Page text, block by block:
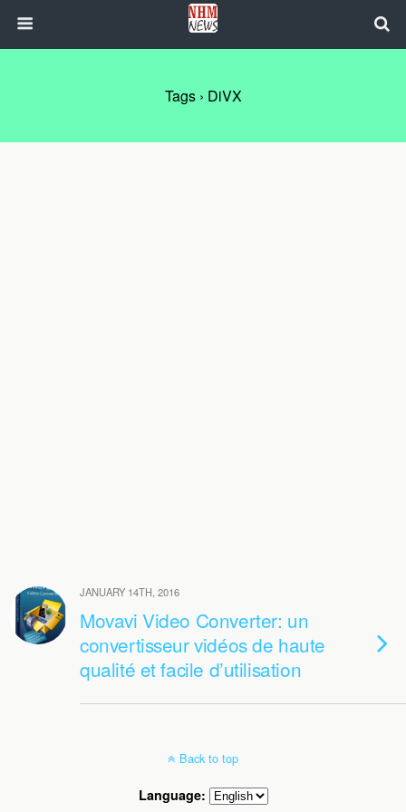
Tags › DiVX
JANUARY 14TH, 2016
Movavi Video Converter: un
convertisseur vidéos de haute
qualité et facile d’utilisation
Back to top
Language: